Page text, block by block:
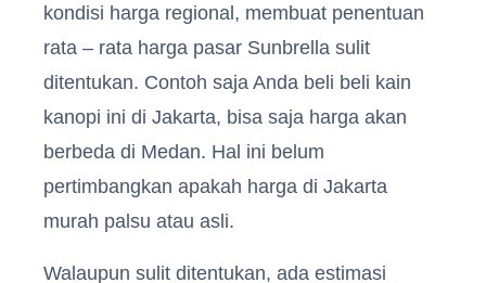
kondisi harga regional, membuat penentuan
rata – rata harga pasar Sunbrella sulit
ditentukan. Contoh saja Anda beli beli kain
kanopi ini di Jakarta, bisa saja harga akan
berbeda di Medan. Hal ini belum
pertimbangkan apakah harga di Jakarta
murah palsu atau asli.
Walaupun sulit ditentukan, ada estimasi